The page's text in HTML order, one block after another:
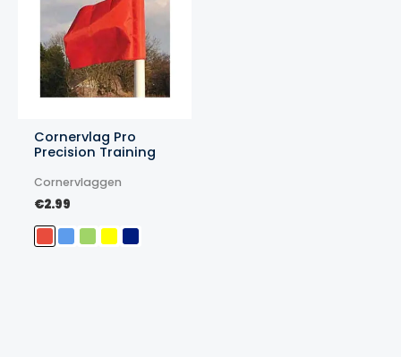
Cornervlag Pro
Precision Training
Cornervlaggen
€2.99